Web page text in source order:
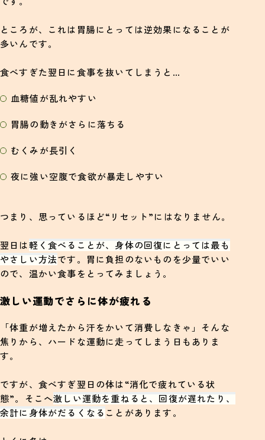
ところが、これは胃腸にとっては逆効果になることが
多いんです。
食べすぎた翌日に食事を抜いてしまうと…
血糖値が乱れやすい
胃腸の動きがさらに落ちる
むくみが長引く
夜に強い空腹で食欲が暴走しやすい
つまり、思っているほど“リセット”にはなりません。
翌日は軽く食べることが、身体の回復にとっては最も
やさしい方法です。胃に負担のないものを少量でいい
ので、温かい食事をとってみましょう。
激しい運動でさらに体が疲れる
「体重が増えたから汗をかいて消費しなきゃ」そんな
焦りから、ハードな運動に走ってしまう日もありま
す。
ですが、食べすぎ翌日の体は“消化で疲れている状
態”。そこへ激しい運動を重ねると、回復が遅れたり、
余計に身体がだるくなる ことがあります。